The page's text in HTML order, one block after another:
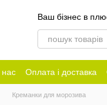
Ваш бізнес в
Оплата і доставка
Креманки для морозива